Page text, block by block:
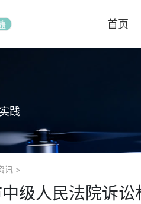
首页
践
讯 >
级人民法院诉讼